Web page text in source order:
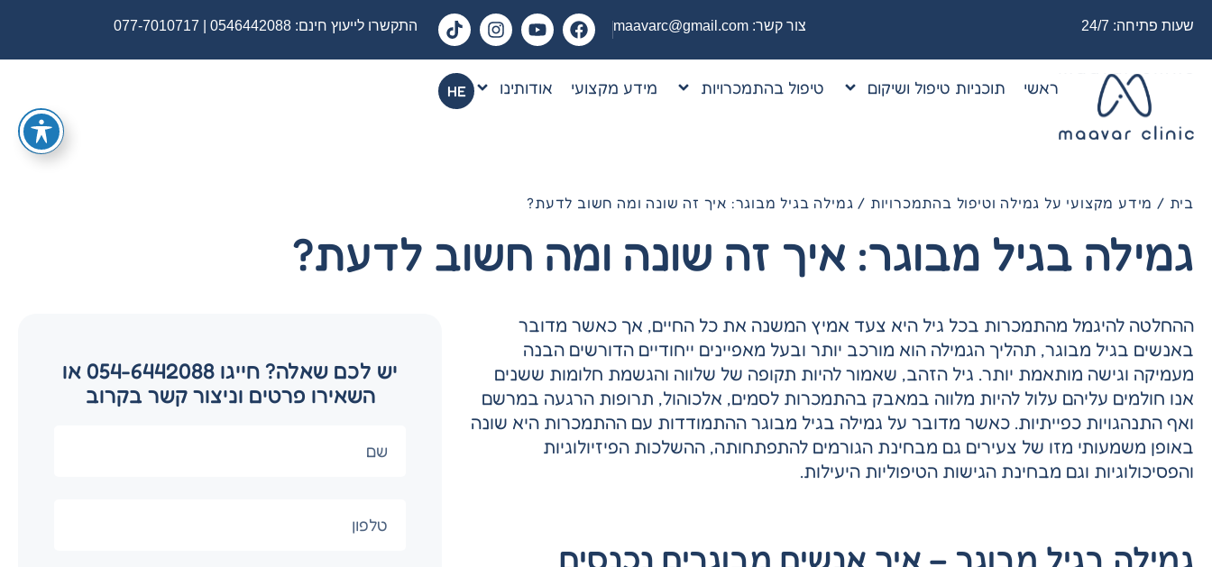
שעות פתיחה: 24/7 צור קשר:maavarc@gmail.com התקשרו לייעוץ חינם: 0546442088
|
077-7010717
ראשי תוכניות טיפול ושיקום טיפול בהתמכרויות מידע מקצועי אודותינו HE
בית / מידע מקצועי על גמילה וטיפול בהתמכרויות / גמילה בגיל מבוגר: איך זה שונה ומה חשוב לדעת?
גמילה בגיל מבוגר: איך זה שונה ומה חשוב לדעת?
ההחלטה להיגמל מהתמכרות בכל גיל היא צעד אמיץ המשנה את כל החיים, אך כאשר מדובר
באנשים בגיל מבוגר, תהליך הגמילה הוא מורכב יותר ובעל מאפיינים ייחודיים הדורשים הבנה
מעמיקה וגישה מותאמת יותר. גיל הזהב, שאמור להיות תקופה של שלווה והגשמת חלומות ששנים
אנו חולמים עליהם עלול להיות מלווה במאבק בהתמכרות לסמים, אלכוהול, תרופות הרגעה במרשם
ואף התנהגויות כפייתיות. כאשר מדובר על גמילה בגיל מבוגר ההתמודדות עם ההתמכרות היא שונה
באופן משמעותי מזו של צעירים גם מבחינת הגורמים להתפתחותה, ההשלכות הפיזיולוגיות
והפסיכולוגיות וגם מבחינת הגישות הטיפוליות היעילות.
גמילה בגיל מבוגר – איך אנשים מבוגרים נכנסים
יש לכם שאלה? חייגו 054-6442088 או
השאירו פרטים וניצור קשר בקרוב